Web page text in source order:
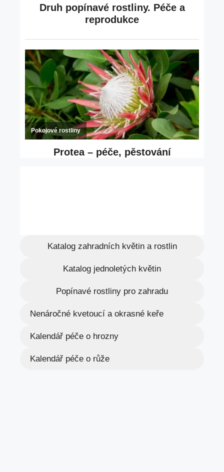
Katalog zahradních květin a rostlin
Katalog jednoletých květin
Popínavé rostliny pro zahradu
Nenáročné kvetoucí a okrasné keře
Kalendář péče o hrozny
Kalendář péče o růže